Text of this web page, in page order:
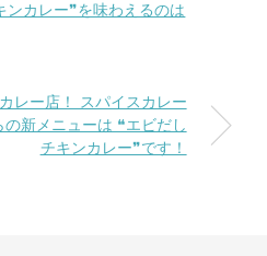
ンカレー❞を味わえるのは
レー店！ スパイスカレー
新メニューは ❝エビだし
チキンカレー❞です！